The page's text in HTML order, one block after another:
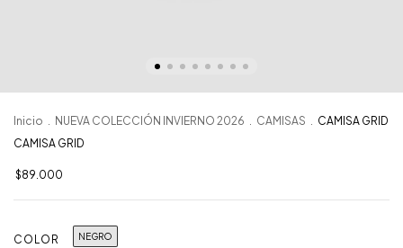
Inicio . NUEVA COLECCIÓN INVIERNO 2026 . CAMISAS . CAMISA GRID
CAMISA GRID
$89.000
COLOR NEGRO